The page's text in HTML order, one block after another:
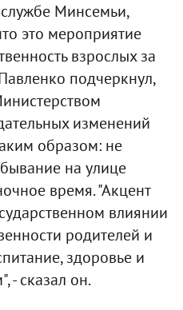
Минсемьи,
это мероприятие
взрослых за
подчеркнул,
изменений
образом: не
на улице
время. "Акцент
влиянии
родителей и
здоровье и
- сказал он.